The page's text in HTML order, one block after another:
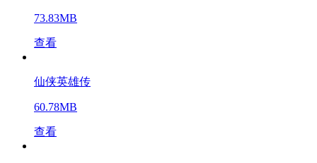
73.83MB
查看
仙侠英雄传
60.78MB
查看